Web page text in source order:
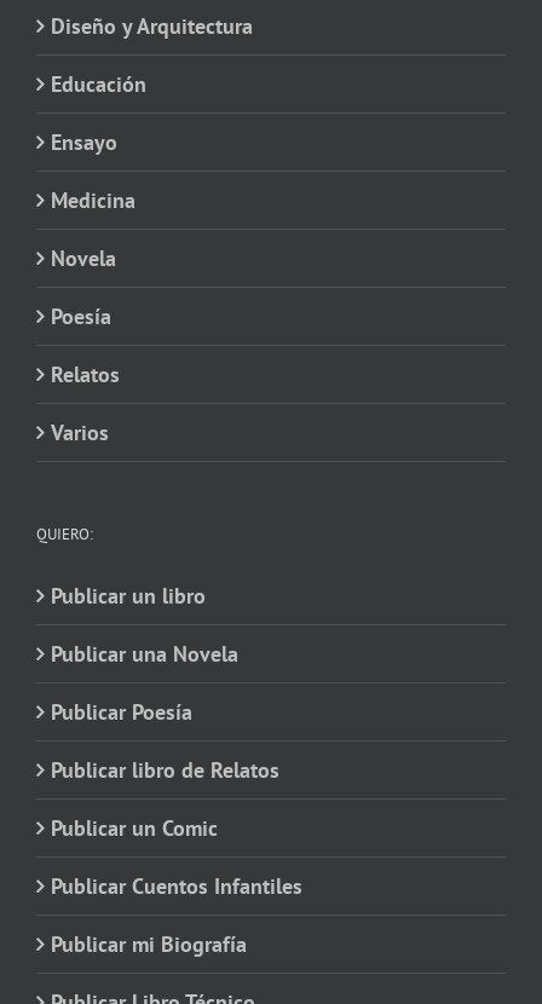
Diseño y Arquitectura
Educación
Ensayo
Medicina
Novela
Poesía
Relatos
Varios
QUIERO:
Publicar un libro
Publicar una Novela
Publicar Poesía
Publicar libro de Relatos
Publicar un Comic
Publicar Cuentos Infantiles
Publicar mi Biografía